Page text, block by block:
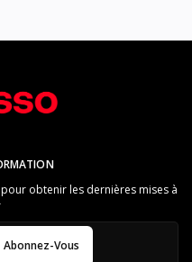
obtenir les dernières mises à
Abonnez-Vous